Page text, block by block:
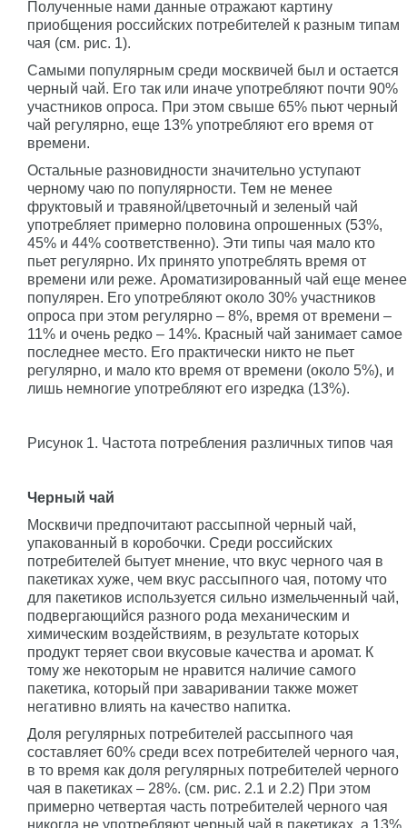
Полученные нами данные отражают картину
приобщения российских потребителей к разным типам
чая (см. рис. 1).
Самыми популярным среди москвичей был и остается
черный чай. Его так или иначе употребляют почти 90%
участников опроса. При этом свыше 65% пьют черный
чай регулярно, еще 13% употребляют его время от
времени.
Остальные разновидности значительно уступают
черному чаю по популярности. Тем не менее
фруктовый и травяной/цветочный и зеленый чай
употребляет примерно половина опрошенных (53%,
45% и 44% соответственно). Эти типы чая мало кто
пьет регулярно. Их принято употреблять время от
времени или реже. Ароматизированный чай еще менее
популярен. Его употребляют около 30% участников
опроса при этом регулярно – 8%, время от времени –
11% и очень редко – 14%. Красный чай занимает самое
последнее место. Его практически никто не пьет
регулярно, и мало кто время от времени (около 5%), и
лишь немногие употребляют его изредка (13%).
Рисунок 1. Частота потребления различных типов чая
Черный чай
Москвичи предпочитают рассыпной черный чай,
упакованный в коробочки. Среди российских
потребителей бытует мнение, что вкус черного чая в
пакетиках хуже, чем вкус рассыпного чая, потому что
для пакетиков используется сильно измельченный чай,
подвергающийся разного рода механическим и
химическим воздействиям, в результате которых
продукт теряет свои вкусовые качества и аромат. К
тому же некоторым не нравится наличие самого
пакетика, который при заваривании также может
негативно влиять на качество напитка.
Доля регулярных потребителей рассыпного чая
составляет 60% среди всех потребителей черного чая,
в то время как доля регулярных потребителей черного
чая в пакетиках – 28%. (см. рис. 2.1 и 2.2) При этом
примерно четвертая часть потребителей черного чая
никогда не употребляют черный чай в пакетиках, а 13%